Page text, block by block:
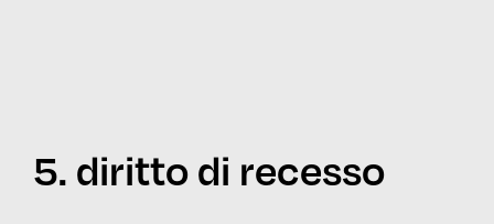
5. diritto di recesso